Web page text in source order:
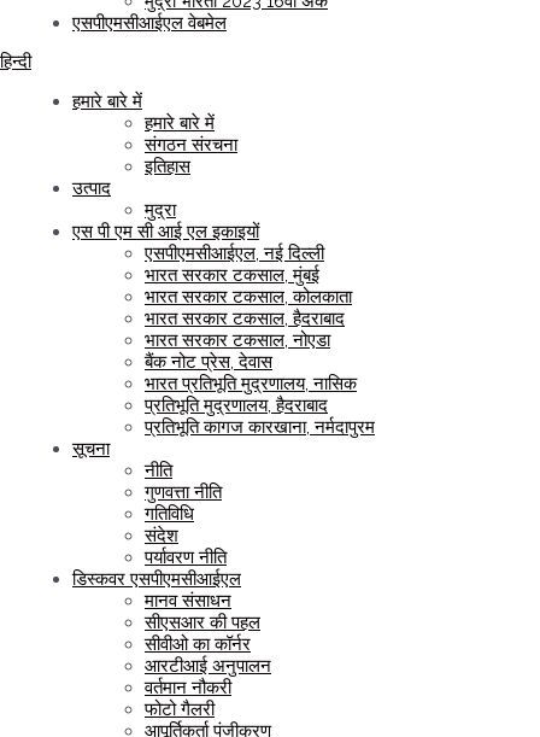
एसपीएमसीआईएल वेबमेल
हिन्दी
हमारे बारे में
हमारे बारे में
संगठन संरचना
इतिहास
उत्पाद
मुद्रा
एस पी एम सी आई एल इकाइयों
एसपीएमसीआईएल, नई दिल्ली
भारत सरकार टकसाल, मुंबई
भारत सरकार टकसाल, कोलकाता
भारत सरकार टकसाल, हैदराबाद
भारत सरकार टकसाल, नोएडा
बैंक नोट प्रेस, देवास
भारत प्रतिभूति मुद्रणालय, नासिक
प्रतिभूति मुद्रणालय, हैदराबाद
प्रतिभूति कागज कारखाना, नर्मदापुरम
सूचना
नीति
गुणवत्ता नीति
गतिविधि
संदेश
पर्यावरण नीति
डिस्कवर एसपीएमसीआईएल
मानव संसाधन
सीएसआर की पहल
सीवीओ का कॉर्नर
आरटीआई अनुपालन
वर्तमान नौकरी
फोटो गैलरी
आपूर्तिकर्ता पंजीकरण